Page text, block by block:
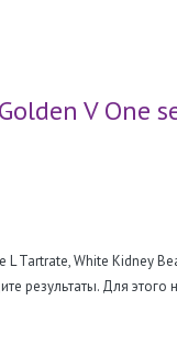
V One
Tartrate, White Kidney
результаты. Для этого